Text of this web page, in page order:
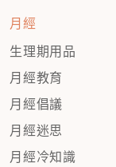
月經
生理期用品
月經教育
月經倡議
月經迷思
月經冷知識